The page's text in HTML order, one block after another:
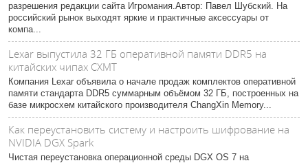
разрешения редакции сайта Игромания.Автор: Павел Шубский. На
российский рынок выходят яркие и практичные аксессуары от
компа...
Lexar выпустила 32 ГБ оперативной памяти DDR5 на
китайских чипах CXMT
Компания Lexar объявила о начале продаж комплектов оперативной
памяти стандарта DDR5 суммарным объёмом 32 ГБ, построенных на
базе микросхем китайского производителя ChangXin Memory...
Как переустановить систему и настроить шифрование на
NVIDIA DGX Spark
Чистая переустановка операционной среды DGX OS 7 на